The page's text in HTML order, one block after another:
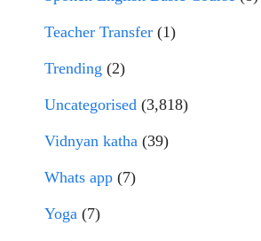
Teacher Transfer (1)
Trending (2)
Uncategorised (3,818)
Vidnyan katha (39)
Whats app (7)
Yoga (7)